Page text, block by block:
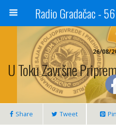
26/08/
U Toku Završne
Share Tweet Pin